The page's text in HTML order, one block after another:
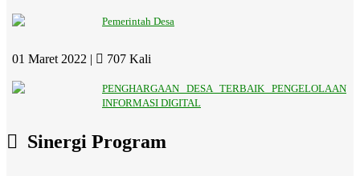
Pemerintah Desa
01 Maret 2022 | 707 Kali
PENGHARGAAN DESA TERBAIK PENGELOLAAN
INFORMASI DIGITAL
Sinergi Program